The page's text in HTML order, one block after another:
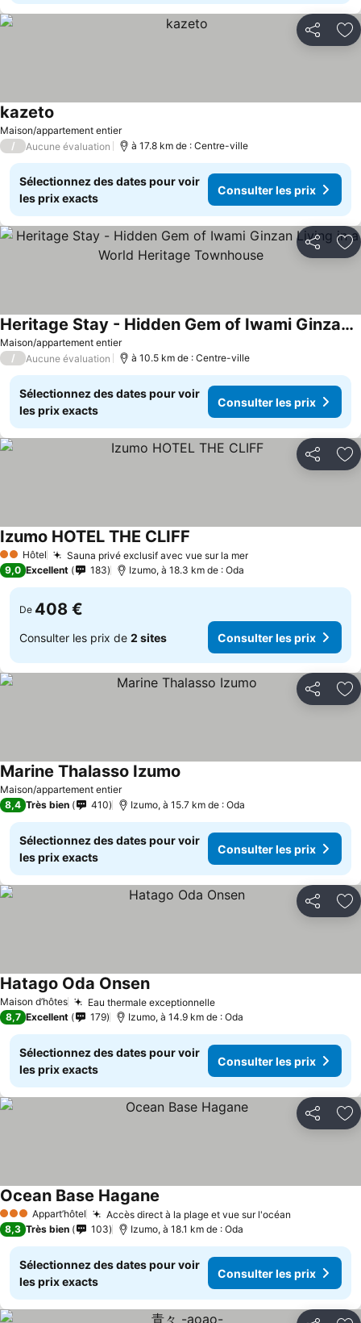
Partager
Maison/appartement entier
kazeto
/ Aucune évaluation à 17.8 km de : Centre-ville
Sélectionnez des dates pour voir
les prix exacts
Consulter les prix
Partager
Maison/appartement entier
Heritage Stay - Hidden Gem of Iwami Ginzan Living in a World Heritage Townhouse
/ Aucune évaluation à 10.5 km de : Centre-ville
Sélectionnez des dates pour voir
les prix exacts
Consulter les prix
Partager
2 Étoiles
Hôtel Sauna privé exclusif avec vue sur la mer
Izumo HOTEL THE CLIFF
9,0 Excellent 183 Izumo, à 18.3 km de : Oda
De 408 €
Consulter les prix de 2 sites Consulter les prix
Partager
Maison/appartement entier
Marine Thalasso Izumo
8,4 Très bien 410 Izumo, à 15.7 km de : Oda
Sélectionnez des dates pour voir
les prix exacts
Consulter les prix
Partager
Maison d’hôtes Eau thermale exceptionnelle
Hatago Oda Onsen
8,7 Excellent 179 Izumo, à 14.9 km de : Oda
Sélectionnez des dates pour voir
les prix exacts
Consulter les prix
Partager
3 ÉtoilesAppart’hôtel Accès direct à la plage et vue sur l'océan
Ocean Base Hagane
8,3 Très bien 103 Izumo, à 18.1 km de : Oda
Sélectionnez des dates pour voir
les prix exacts
Consulter les prix